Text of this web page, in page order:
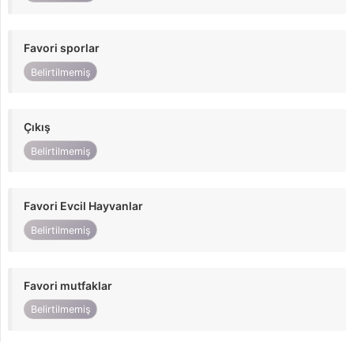
Favori sporlar
Belirtilmemiş
Çıkış
Belirtilmemiş
Favori Evcil Hayvanlar
Belirtilmemiş
Favori mutfaklar
Belirtilmemiş